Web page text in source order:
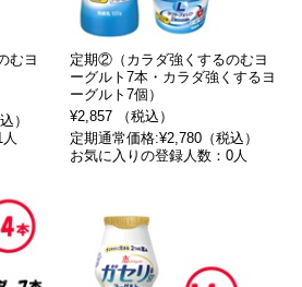
むヨ
）
定期②（カラダ強くするのむヨ
ーグルト7本・カラダ強くするヨ
ーグルト7個）
¥2,857 （税込）
定期通常価格:¥2,780（税込）
お気に入りの登録人数：0人